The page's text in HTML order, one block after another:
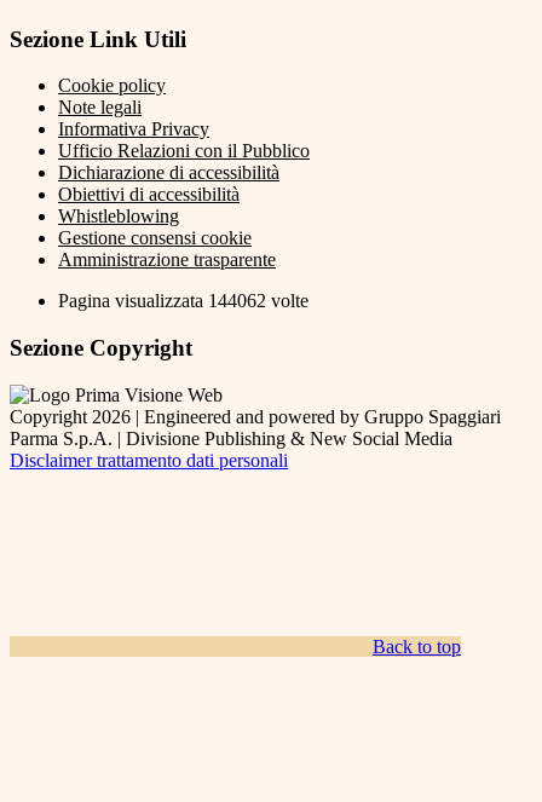
Sezione Link Utili
Cookie policy
Note legali
Informativa Privacy
Ufficio Relazioni con il Pubblico
Dichiarazione di accessibilità
Obiettivi di accessibilità
Whistleblowing
Gestione consensi cookie
Amministrazione trasparente
Pagina visualizzata 144062 volte
Sezione Copyright
Copyright 2026 | Engineered and powered by Gruppo Spaggiari
Parma S.p.A. | Divisione Publishing & New Social Media
Disclaimer trattamento dati personali
Back to top